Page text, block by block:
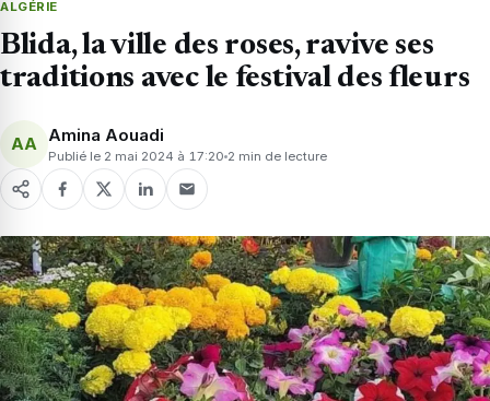
ALGÉRIE
Blida, la ville des roses, ravive ses
traditions avec le festival des fleurs
AA Amina Aouadi
Publié le 2 mai 2024 à 17:20 2 min de lecture